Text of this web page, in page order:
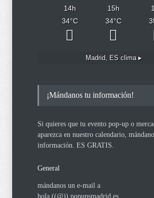
14h 15h
34°C 34°C
Madrid, ESclima ▸
¡Mándanos tu información!
Si quieres que tu evento pop-up o
aparezca en nuestro calendario,
información. ES GRATIS.
General
mándanos un e-mail a
hola ((@)) popupsmadrid.es